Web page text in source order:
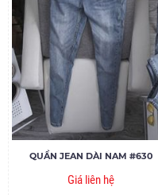
QUẦN JEAN DÀI NAM #630
Giá liên hệ